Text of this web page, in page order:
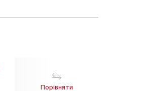
Порівняти